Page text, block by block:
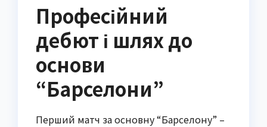
Професійний
дебют і шлях до
основи
“Барселони”
Перший матч за основну “Барселону” –